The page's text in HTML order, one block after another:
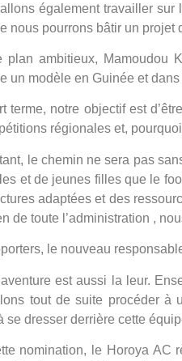
également travailler sur
nous pourrons bâtir un projet
plan ambitieux, Mamoudou
un modèle en Guinée et
terme, notre objectif est
régionales et,
le chemin ne sera pas
et de jeunes filles que le
adaptées et des
de toute l’administration ,
le nouveau
est aussi la leur.
tout de suite procéder à
se dresser derrière cette
nomination, le Horoya AC